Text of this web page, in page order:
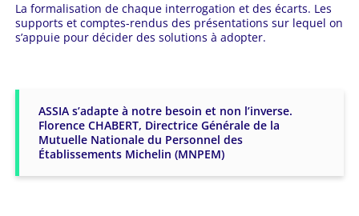
La formalisation de chaque interrogation et des écarts. Les
supports et comptes-rendus des présentations sur lequel on
s’appuie pour décider des solutions à adopter.
ASSIA s’adapte à notre besoin et non l’inverse.
Florence CHABERT, Directrice Générale de la
Mutuelle Nationale du Personnel des
Établissements Michelin (MNPEM)